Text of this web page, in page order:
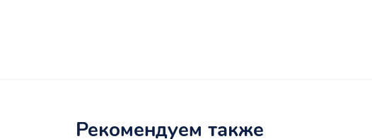
Рекомендуем также